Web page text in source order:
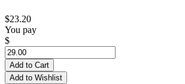
$23.20
You pay
$
Add to Cart
Add to Wishlist